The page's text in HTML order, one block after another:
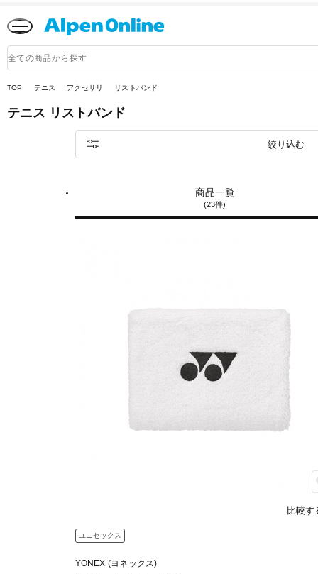
品
検
TOP
テニス アクセサリ リストバンド
テニス リストバンド
商品一覧
(23件)
絞り込む
比較す
ユニセックス
YONEX (ヨネックス)